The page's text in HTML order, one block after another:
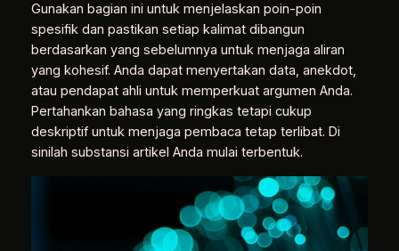
Gunakan bagian ini untuk menjelaskan poin-poin
spesifik dan pastikan setiap kalimat dibangun
berdasarkan yang sebelumnya untuk menjaga aliran
yang kohesif. Anda dapat menyertakan data, anekdot,
atau pendapat ahli untuk memperkuat argumen Anda.
Pertahankan bahasa yang ringkas tetapi cukup
deskriptif untuk menjaga pembaca tetap terlibat. Di
sinilah substansi artikel Anda mulai terbentuk.